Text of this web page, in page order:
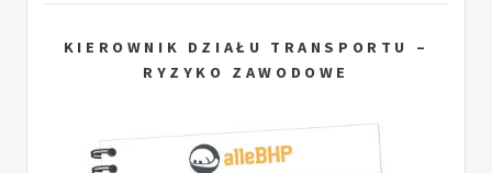
KIEROWNIK DZIAŁU TRANSPORTU –
RYZYKO ZAWODOWE